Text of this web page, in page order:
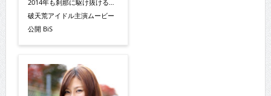
2014年も刹那に駆け抜ける…
破天荒アイドル主演ムービー
公開 BiS